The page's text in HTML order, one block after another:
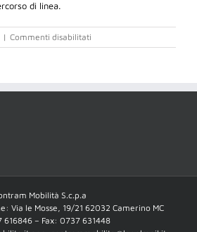
di linea.
| Commenti disabilitati
SAN
Mobilità S.c.p.a
Via le Mosse, 19/21 62032 Camerino MC
616846 – Fax: 0737 631448